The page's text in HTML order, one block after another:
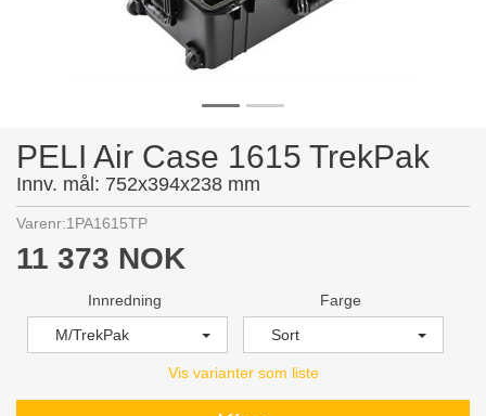
PELI Air Case 1615 TrekPak
Innv. mål: 752x394x238 mm
Varenr:1PA1615TP
11 373 NOK
Innredning
M/TrekPak
Farge
Sort
Vis varianter som liste